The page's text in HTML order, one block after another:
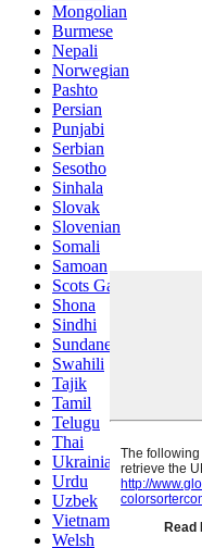
Mongolian
Burmese
Nepali
Norwegian
Pashto
Persian
Punjabi
Serbian
Sesotho
Sinhala
Slovak
Slovenian
Somali
Samoan
Scots Gaelic
Shona
Sindhi
Sundanese
Swahili
Tajik
Tamil
Telugu
Thai
Ukrainian
Urdu
Uzbek
Vietnamese
Welsh